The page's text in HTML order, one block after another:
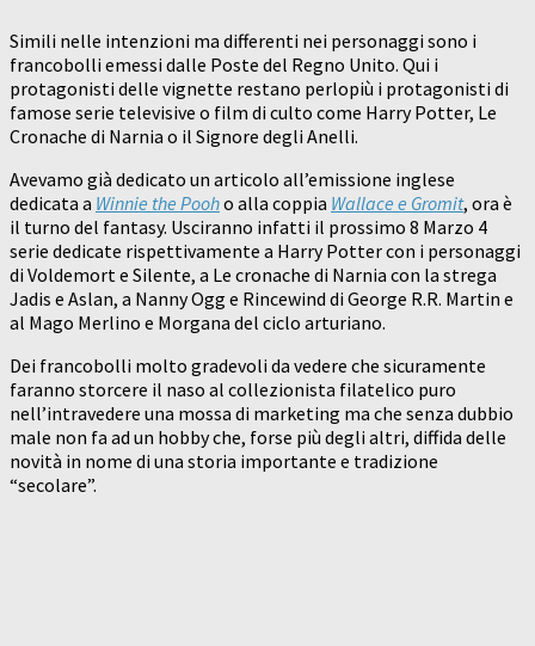
Simili nelle intenzioni ma differenti nei personaggi sono i
francobolli emessi dalle Poste del Regno Unito. Qui i
protagonisti delle vignette restano perlopiù i protagonisti di
famose serie televisive o film di culto come Harry Potter, Le
Cronache di Narnia o il Signore degli Anelli.
Avevamo già dedicato un articolo all’emissione inglese
dedicata a Winnie the Pooho alla coppia Wallace e Gromit, ora è
il turno del fantasy. Usciranno infatti il prossimo 8 Marzo 4
serie dedicate rispettivamente a Harry Potter con i personaggi
di Voldemort e Silente, a Le cronache di Narnia con la strega
Jadis e Aslan, a Nanny Ogg e Rincewind di George R.R. Martin e
al Mago Merlino e Morgana del ciclo arturiano.
Dei francobolli molto gradevoli da vedere che sicuramente
faranno storcere il naso al collezionista filatelico puro
nell’intravedere una mossa di marketing ma che senza dubbio
male non fa ad un hobby che, forse più degli altri, diffida delle
novità in nome di una storia importante e tradizione
“secolare”.